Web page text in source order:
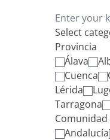
Select
Provincia
Álava
Cuenca
Lérida
Tarragona
Andalucía